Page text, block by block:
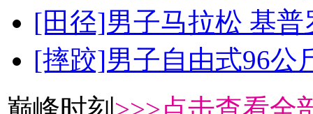
[田径]男子马拉松 基
[摔跤]男子自由式96公